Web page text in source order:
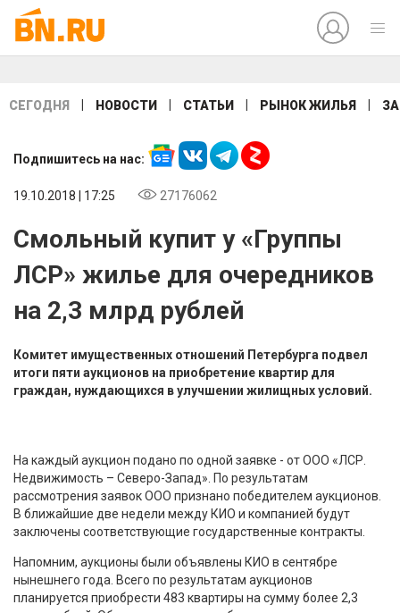
СЕГОДНЯ НОВОСТИ СТАТЬИ РЫНОК ЖИЛЬЯ
Подпишитесь на нас:
19.10.2018 | 17:25 27176062
Смольный купит у «Группы
ЛСР» жилье для очередников
на 2,3 млрд рублей
Комитет имущественных отношений Петербурга подвел
итоги пяти аукционов на приобретение квартир для
граждан, нуждающихся в улучшении жилищных условий.
На каждый аукцион подано по одной заявке - от ООО «ЛСР.
Недвижимость – Северо-Запад». По результатам
рассмотрения заявок ООО признано победителем аукционов.
В ближайшие две недели между КИО и компанией будут
заключены соответствующие государственные контракты.
Напомним, аукционы были объявлены КИО в сентябре
нынешнего года. Всего по результатам аукционов
планируется приобрести 483 квартиры на сумму более 2,3